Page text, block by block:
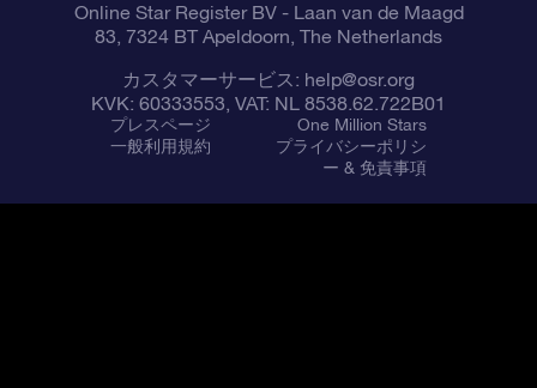
Online Star Register BV- Laan van de Maagd
83, 7324 BT Apeldoorn, The Netherlands
カスタマーサービス: help@osr.org
KVK: 60333553, VAT: NL 8538.62.722B01
プレスページ
One Million Stars
一般利用規約
プライバシーポリシ
ー & 免責事項